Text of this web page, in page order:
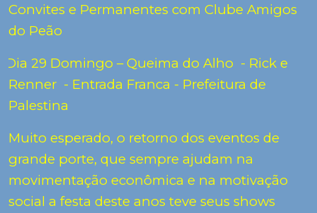
Convites e Permanentes com Clube Amigos
do Peão
Dia 29 Domingo – Queima do Alho - Rick e
Renner - Entrada Franca - Prefeitura de
Palestina
Muito esperado, o retorno dos eventos de
grande porte, que sempre ajudam na
movimentação econômica e na motivação
social a festa deste anos teve seus shows